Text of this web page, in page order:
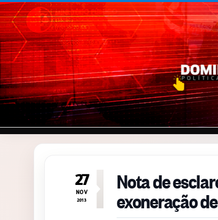
Pular para o conteúdo
27
NOV
2013
Nota de
exoneração